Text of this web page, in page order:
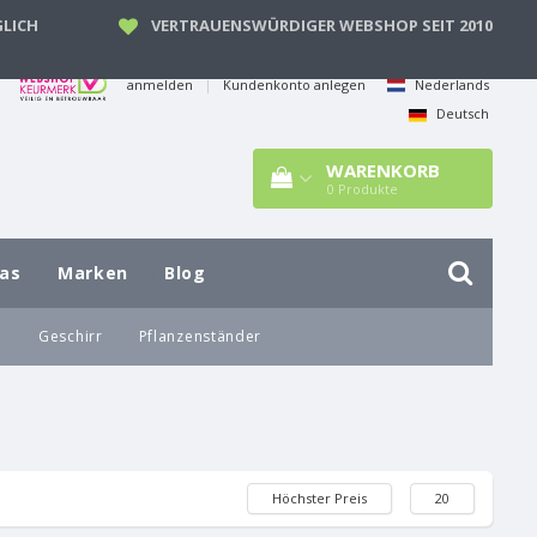
VERTRAUENSWÜRDIGER WEBSHOP SEIT 2010
anmelden | Kundenkonto anlegen
Nederlands
Deutsch
WARENKORB
0 Produkte
Geschirr Pflanzenständer
Marken Blog
Höchster Preis 20